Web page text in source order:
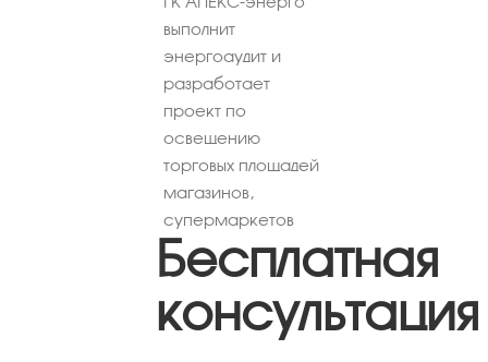
выполнит
энергоаудит и
разработает
проект по
освещению
торговых площадей
магазинов,
супермаркетов
Бесплатная
консультация